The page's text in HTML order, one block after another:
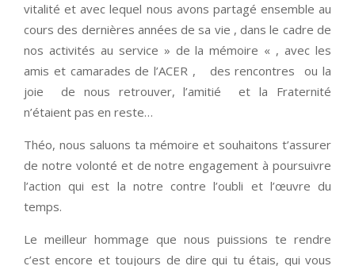
vitalité et avec lequel nous avons partagé ensemble au
cours des dernières années de sa vie , dans le cadre de
nos activités au service » de la mémoire « , avec les
amis et camarades de l’ACER , des rencontres ou la
joie de nous retrouver, l’amitié et la Fraternité
n’étaient pas en reste…
Théo, nous saluons ta mémoire et souhaitons t’assurer
de notre volonté et de notre engagement à poursuivre
l’action qui est la notre contre l’oubli et l’œuvre du
temps.
Le meilleur hommage que nous puissions te rendre
c’est encore et toujours de dire qui tu étais, qui vous